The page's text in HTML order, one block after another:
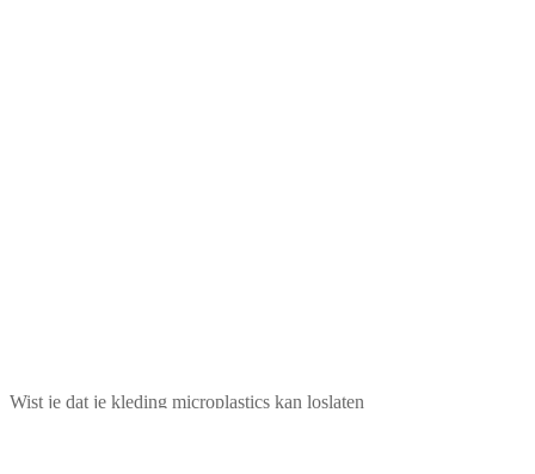
Wist je dat je kleding microplastics kan loslaten